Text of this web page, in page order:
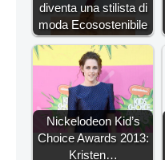
diventa una stilista di
moda Ecosostenibile
Nickelodeon Kid’s
Choice Awards 2013:
Kristen…